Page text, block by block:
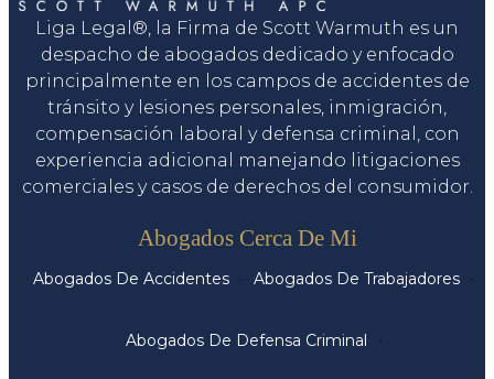
Liga Legal®, la Firma de Scott Warmuth es un
despacho de abogados dedicado y enfocado
principalmente en los campos de accidentes de
tránsito y lesiones personales, inmigración,
compensación laboral y defensa criminal, con
experiencia adicional manejando litigaciones
comerciales y casos de derechos del consumidor.
Abogados Cerca De Mi
Abogados De Accidentes Abogados De Trabajadores
Abogados De Defensa Criminal